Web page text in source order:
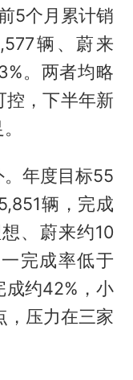
5个月累计销
辆、蔚来
。两者均略
控，下半年新
年度目标55
辆，完成
、蔚来约10
完成率低于
成约42%，小
，压力在三家